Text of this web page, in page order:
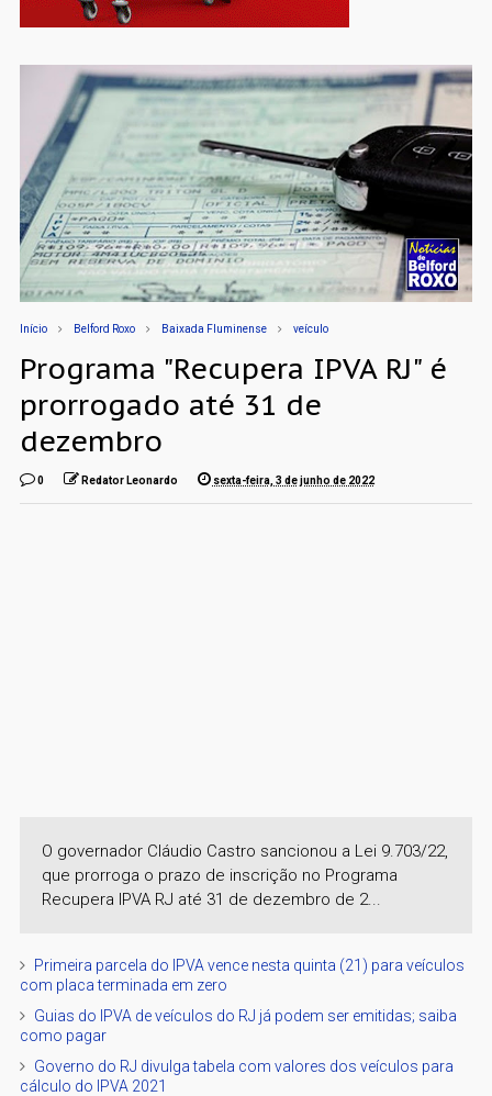
Início Belford Roxo Baixada Fluminense veículo
Programa "Recupera IPVA RJ" é
prorrogado até 31 de
dezembro
0 Redator Leonardo sexta-feira, 3 de junho de 2022
O governador Cláudio Castro sancionou a Lei 9.703/22,
que prorroga o prazo de inscrição no Programa
Recupera IPVA RJ até 31 de dezembro de 2...
Primeira parcela do IPVA vence nesta quinta (21) para veículos
com placa terminada em zero
Guias do IPVA de veículos do RJ já podem ser emitidas; saiba
como pagar
Governo do RJ divulga tabela com valores dos veículos para
cálculo do IPVA 2021